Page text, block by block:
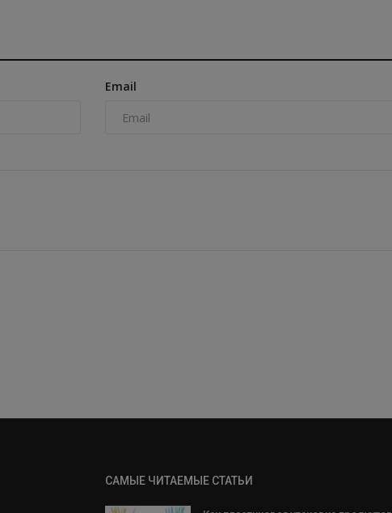
Email
САМЫЕ ЧИТАЕМЫЕ СТАТЬИ